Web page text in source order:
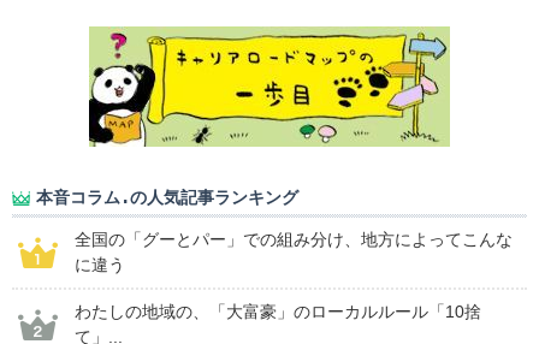
本音コラム.の人気記事ランキング
全国の「グーとパー」での組み分け、地方によってこんな
に違う
わたしの地域の、「大富豪」のローカルルール「10捨
て」...